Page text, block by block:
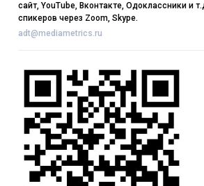
сайт, YouTube, Вконтакте, Одоклассники и
спикеров через Zoom, Skype.
adt@mediametrics.ru